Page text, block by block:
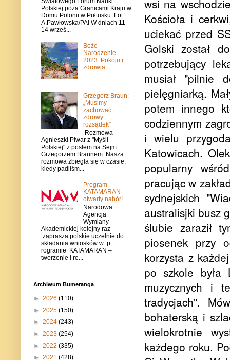
wsi na
Kościoła i
uciekać przed
Golski został
potrzebujący
musiał "pilnie
pielęgniarką.
potem innego
codziennym
i wielu
Katowicach.
popularny
pracując w
sydnejskich
australisjki busz
ślubie zaraził
piosenek przy
korzysta z
po szkole była
muzycznych i
tradycjach".
bohaterską i
wielokrotnie
każdego roku.
Polskiej poza Granicami Kraju w
Domu Polonii w Pułtusku. Fot.
A.Pawłowska/PAI W dniach 11-
14 wrześ...
Boże
Narodzenie
2023: Pokoju i
zdrowia
Grzegorz Braun:
„Musimy
zachować
zdrowy
rozsądek”
Rozmowa
Agnieszki Piwar z "Myśli
Polskiej" z posłem na Sejm
Grzegorzem Braunem. Nasza
rozmowa zbiegła się w czasie,
kiedy padliśm...
Program
KATAMARAN –
otwarty nabór!
Narodowa
Agencja
Wymiany
Akademickiej kolejny raz
zaprasza polskie uczelnie do
składania wniosków w p
rogramie KATAMARAN –
tworzenie i re...
Archiwum Bumeranga
► 2026 (110)
► 2025 (150)
► 2024 (243)
► 2023 (254)
► 2022 (335)
► 2021 (428)